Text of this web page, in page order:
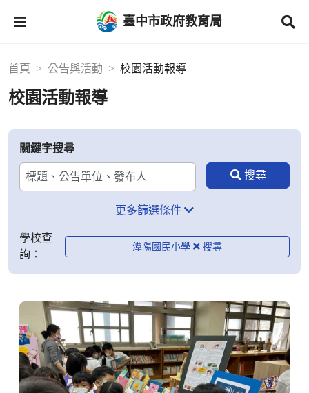
臺中市政府教育局
首頁 公告與活動 校園活動報導
校園活動報導
關鍵字搜尋
更多篩選條件
學校查
詢：
潭陽國民小學